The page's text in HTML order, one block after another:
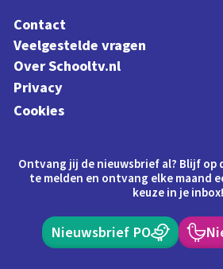
Contact
Veelgestelde vragen
Over Schooltv.nl
Privacy
Cookies
Ontvang jij de nieuwsbrief al? Blijf op
te melden en ontvang elke maand
keuze in je inbox!
Nieuwsbrief PO